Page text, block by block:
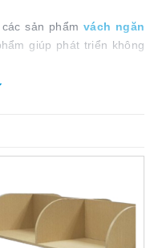
các sản phẩmvách ngăn
giúp phát triển không
không gây ảnh hưởng
bàn The One
phổ biến nhất